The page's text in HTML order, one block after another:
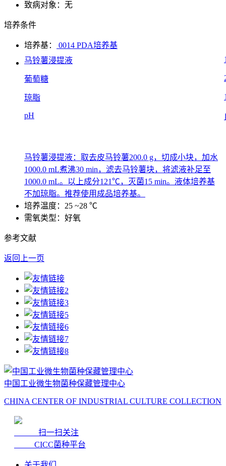
致病对象：无
培养条件
培养基：
0014 PDA培养基
马铃薯浸提液
葡萄糖
琼脂
pH
马铃薯浸提液：取去皮马铃薯200.0 g，切成小块，加水
1000.0 mL煮沸30 min，滤去马铃薯块，将滤液补足至
1000.0 mL。以上成分121℃，灭菌15 min。液体培养基
不加琼脂。推荐使用成品培养基。
培养温度：25 ~28 ℃
需氧类型：好氧
参考文献
返回上一页
中国工业微生物菌种保藏管理中心
CHINA CENTER OF INDUSTRIAL CULTURE COLLECTION
扫一扫关注
CICC菌种平台